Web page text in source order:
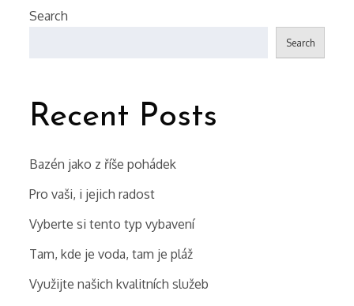
Search
Search
Recent Posts
Bazén jako z říše pohádek
Pro vaši, i jejich radost
Vyberte si tento typ vybavení
Tam, kde je voda, tam je pláž
Využijte našich kvalitních služeb